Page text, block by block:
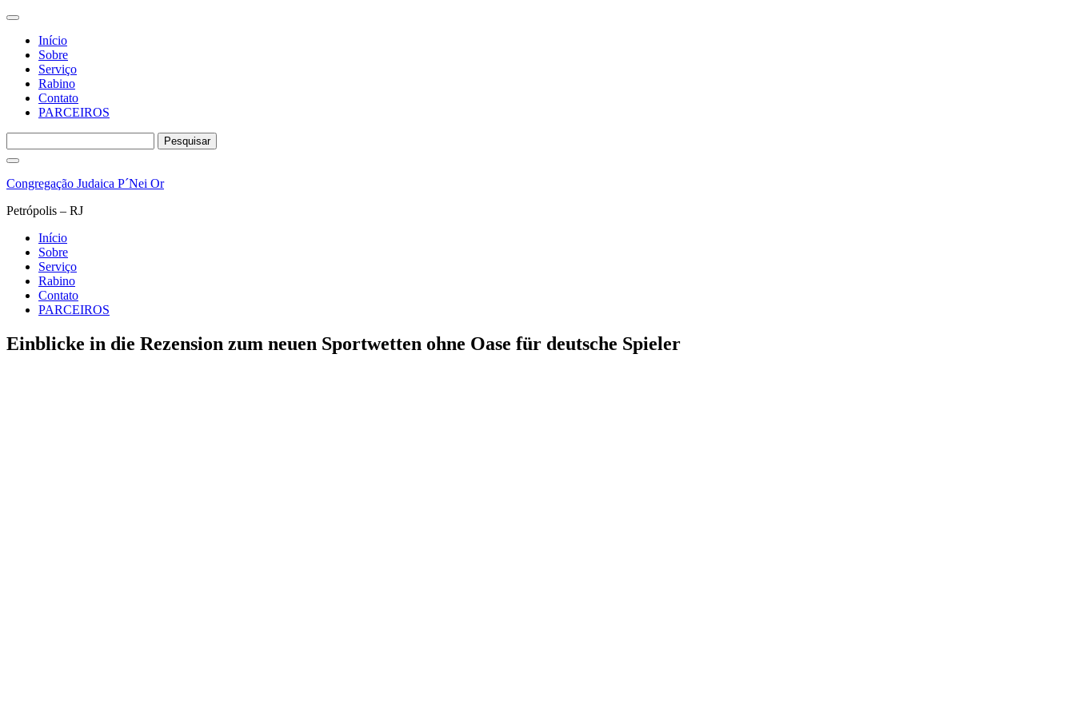
Início
Sobre
Serviço
Rabino
Contato
PARCEIROS
por:
Pular
o
Congregação Judaica P´Nei Or
Petrópolis – RJ
Início
Sobre
Serviço
Rabino
Contato
PARCEIROS
Einblicke in die Rezension zum neuen Sportwetten ohne Oase für deutsche Spieler